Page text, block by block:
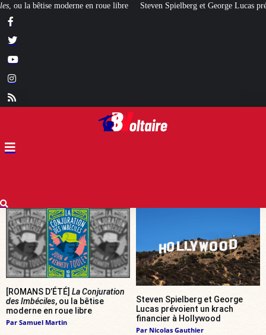
Steven Spielberg et George Lucas prévoient un krach financier à
[ROMANS D’ÉTÉ] La Conjuration
des Imbéciles, ou la bêtise
moderne en roue libre
Par Samuel Martin
Steven Spielberg et George
Lucas prévoient un krach
financier à Hollywood
Par Nicolas Gauthier